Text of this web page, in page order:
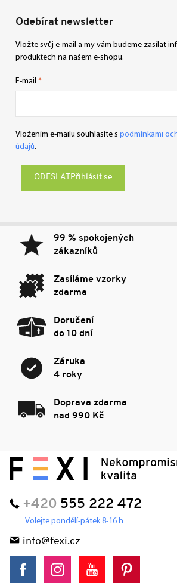
Odebírat newsletter
Vložte svůj e-mail a my vám budeme zasílat
produktech na našem e-shopu.
E-mail
Vložením e-mailu souhlasíte s podmínkami
údajů.
Přihlásit se
99 % spokojených
zákazníků
Zasíláme vzorky
zdarma
Doručení
do 10 dní
Záruka
4 roky
Doprava zdarma
nad 990 Kč
+420 555 222 472
Volejte pondělí-pátek 8-16 h
info@fexi.cz